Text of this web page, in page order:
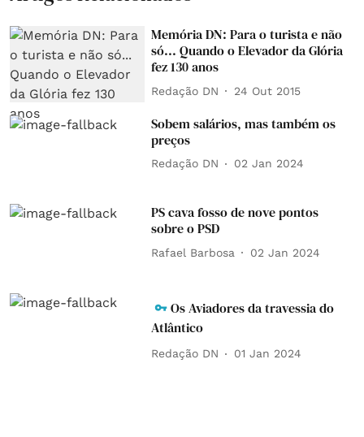
Memória DN: Para o turista e não
só... Quando o Elevador da Glória
fez 130 anos
Redação DN 24 Out 2015
Sobem salários, mas também os
preços
Redação DN 02 Jan 2024
PS cava fosso de nove pontos
sobre o PSD
Rafael Barbosa 02 Jan 2024
Os Aviadores da travessia do
Atlântico
Redação DN 01 Jan 2024